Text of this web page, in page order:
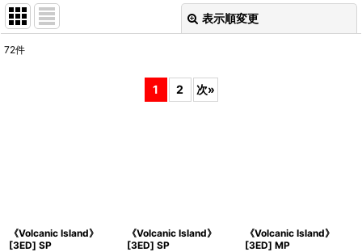
表示順変更
72件
1 2 次»
《Volcanic Island》
[3ED] SP
《Volcanic Island》
[3ED] SP
《Volcanic Island》
[3ED] MP